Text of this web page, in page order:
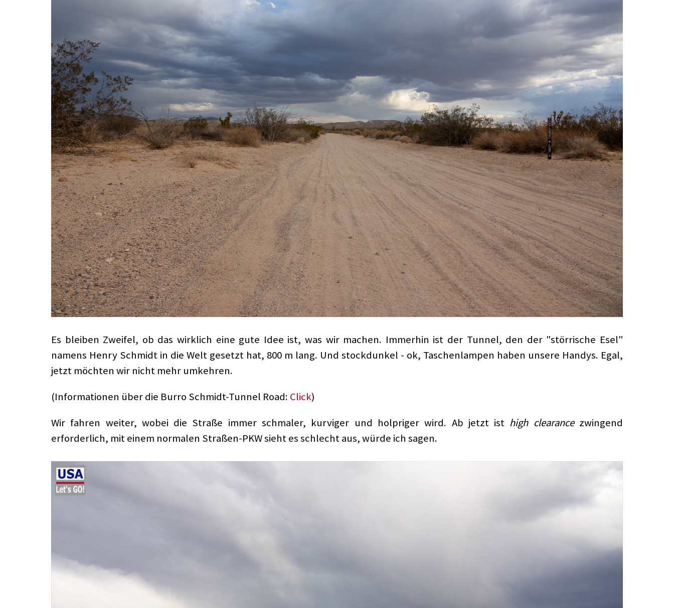
Es bleiben Zweifel, ob das wirklich eine gute Idee ist, was wir machen. Immerhin ist der Tunnel, den der "störrische Esel"
namens Henry Schmidt in die Welt gesetzt hat, 800 m lang. Und stockdunkel - ok, Taschenlampen haben unsere Handys. Egal,
jetzt möchten wir nicht mehr umkehren.
(Informationen über die Burro Schmidt-Tunnel Road: Click)
Wir fahren weiter, wobei die Straße immer schmaler, kurviger und holpriger wird. Ab jetzt ist high clearancezwingend
erforderlich, mit einem normalen Straßen-PKW sieht es schlecht aus, würde ich sagen.